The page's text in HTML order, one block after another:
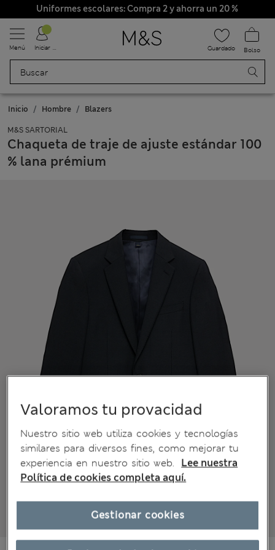
Uniformes escolares: Compra 2 y ahorra un 20 %
Menú Iniciar sesión Guardado Bolso
Inicio Hombre Blazers
M&S SARTORIAL
Chaqueta de traje de ajuste estándar 100
% lana prémium
Valoramos tu provacidad
Nuestro sitio web utiliza cookies y tecnologías
similares para diversos fines, como mejorar tu
experiencia en nuestro sitio web.
Lee nuestra
Política de cookies completa aquí.
Gestionar cookies